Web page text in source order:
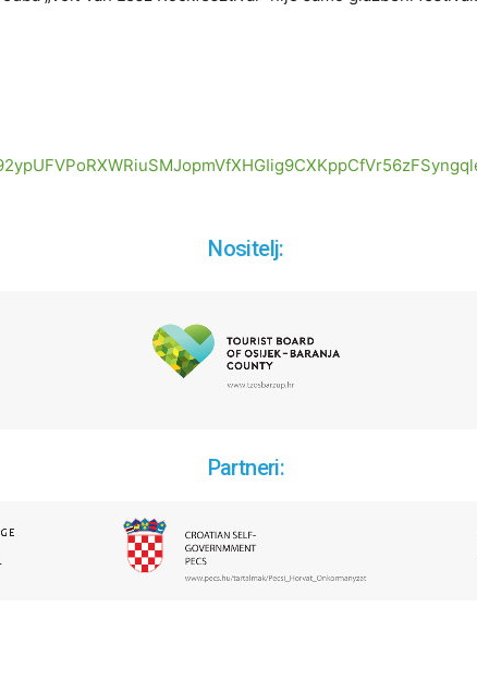
Nositelj:
Partneri: